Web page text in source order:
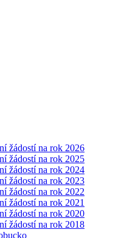
žádostí na rok 2026
žádostí na rok 2025
žádostí na rok 2024
žádostí na rok 2023
žádostí na rok 2022
žádostí na rok 2021
žádostí na rok 2020
žádostí na rok 2018